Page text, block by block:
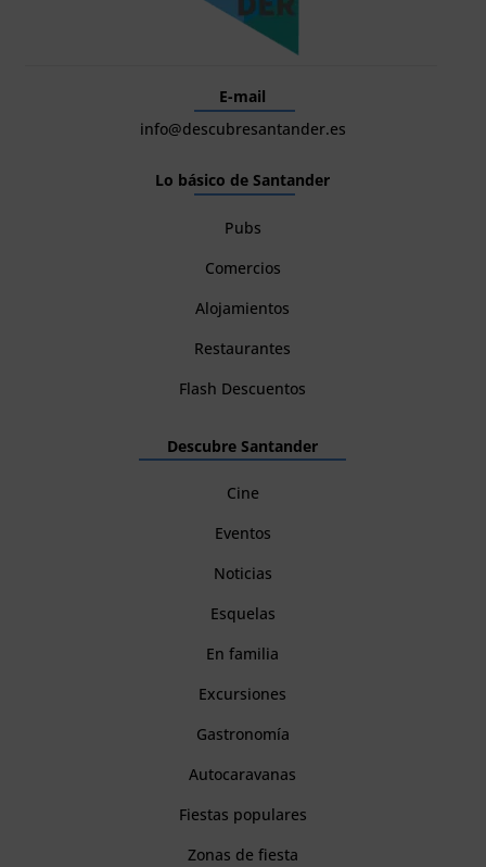
E-mail
info@descubresantander.es
Lo básico de Santander
Pubs
Comercios
Alojamientos
Restaurantes
Flash Descuentos
Descubre Santander
Cine
Eventos
Noticias
Esquelas
En familia
Excursiones
Gastronomía
Autocaravanas
Fiestas populares
Zonas de fiesta